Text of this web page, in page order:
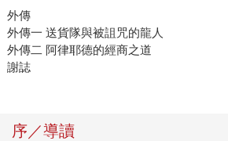
外傳
外傳一 送貨隊與被詛咒的龍人
外傳二 阿律耶德的經商之道
謝誌
序／導讀